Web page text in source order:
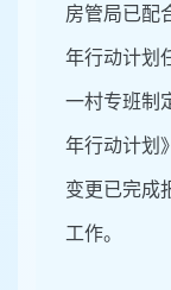
房管局已配
年行动计划
一村专班制
年行动计划
变更已完成
工作。